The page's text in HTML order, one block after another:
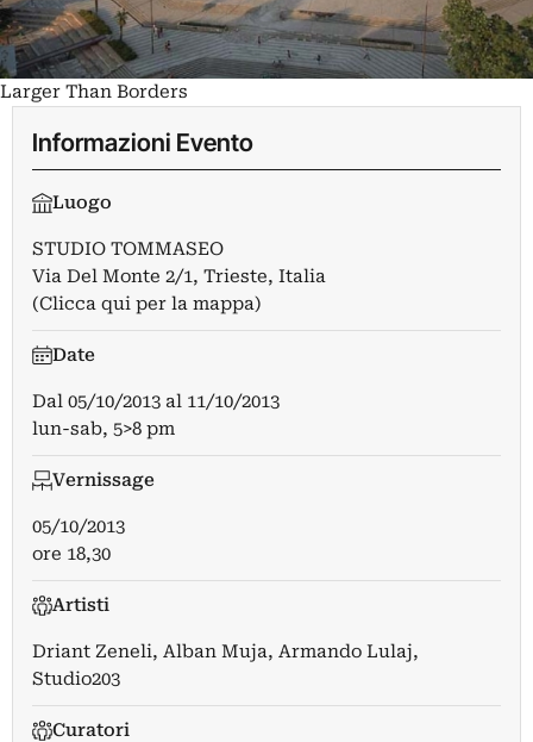
Larger Than Borders
Informazioni Evento
Luogo
STUDIO TOMMASEO
Via Del Monte 2/1, Trieste, Italia
(Clicca qui per la mappa)
Date
Dal 05/10/2013 al 11/10/2013
lun-sab, 5>8 pm
Vernissage
05/10/2013
ore 18,30
Artisti
Driant Zeneli, Alban Muja, Armando Lulaj,
Studio203
Curatori